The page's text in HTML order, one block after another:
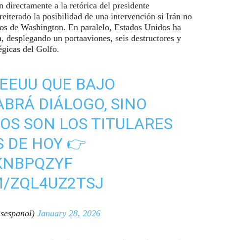
directamente a la retórica del presidente
la posibilidad de una intervención si Irán no
de Washington. En paralelo, Estados Unidos ha
un portaaviones, seis destructores y
del Golfo.
QUE BAJO
DIÁLOGO, SINO
SON LOS TITULARES
DE HOY 👉
ZQL4UZ2TSJ
January 28, 2026